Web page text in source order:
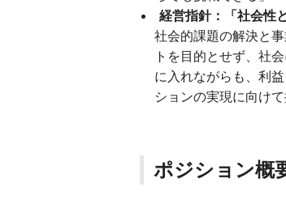
経営指針：「社会性
社会的課題の解決と
トを目的とせず、社
に入れながらも、利
ションの実現に向けて
ポジション概